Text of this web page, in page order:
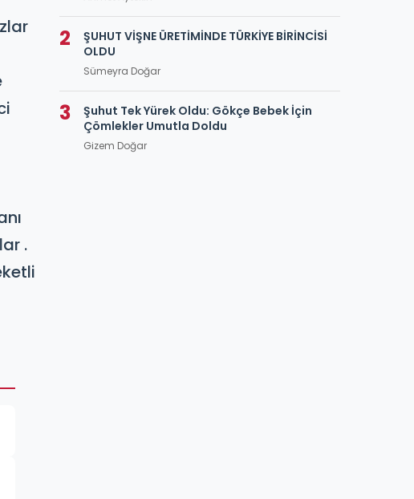
.
2
ŞUHUT VİŞNE ÜRETİMİNDE TÜRKİYE BİRİNCİSİ
OLDU
Sümeyra Doğar
3
Şuhut Tek Yürek Oldu: Gökçe Bebek İçin
Çömlekler Umutla Doldu
Gizem Doğar